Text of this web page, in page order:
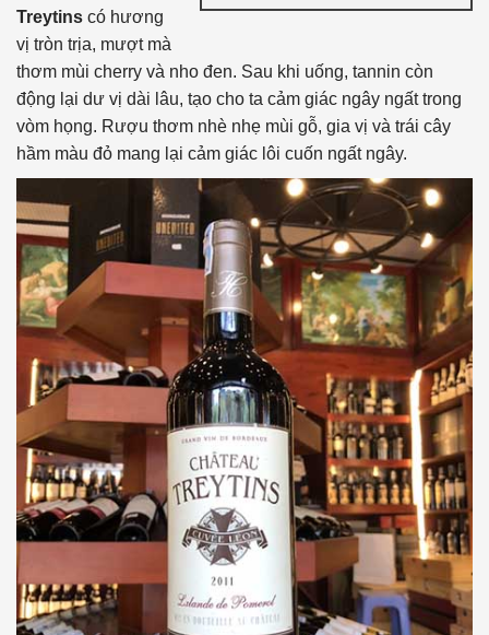
Treytins có hương
vị tròn trịa, mượt mà
thơm mùi cherry và nho đen. Sau khi uống, tannin còn
động lại dư vị dài lâu, tạo cho ta cảm giác ngây ngất trong
vòm họng. Rượu thơm nhè nhẹ mùi gỗ, gia vị và trái cây
hầm màu đỏ mang lại cảm giác lôi cuốn ngất ngây.